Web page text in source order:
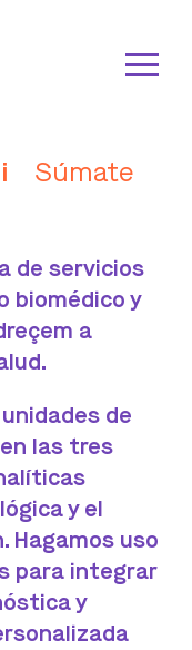
Súmate
de servicios
biomédico y
a
de
las tres
y el
Hagamos uso
para integrar
y